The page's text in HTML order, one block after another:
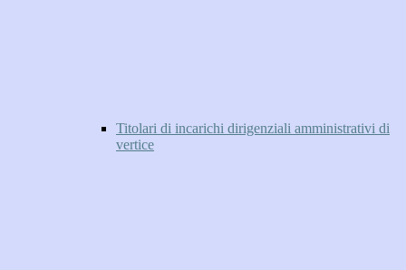
Titolari di incarichi dirigenziali amministrativi di
vertice